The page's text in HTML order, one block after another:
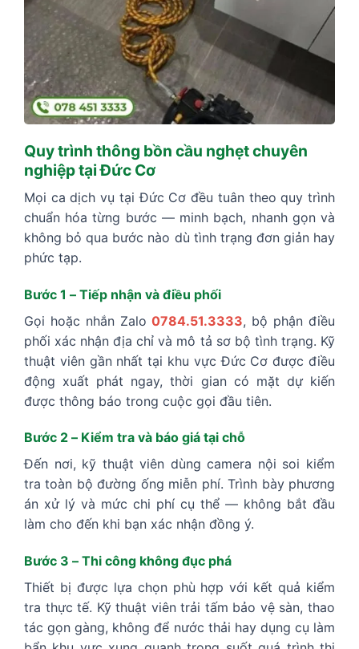
Quy trình thông bồn cầu nghẹt chuyên
nghiệp tại Đức Cơ
Mọi ca dịch vụ tại Đức Cơ đều tuân theo quy trình
chuẩn hóa từng bước — minh bạch, nhanh gọn và
không bỏ qua bước nào dù tình trạng đơn giản hay
phức tạp.
Bước 1 – Tiếp nhận và điều phối
Gọi hoặc nhắn Zalo0784.51.3333, bộ phận điều
phối xác nhận địa chỉ và mô tả sơ bộ tình trạng. Kỹ
thuật viên gần nhất tại khu vực Đức Cơ được điều
động xuất phát ngay, thời gian có mặt dự kiến
được thông báo trong cuộc gọi đầu tiên.
Bước 2 – Kiểm tra và báo giá tại chỗ
Đến nơi, kỹ thuật viên dùng camera nội soi kiểm
tra toàn bộ đường ống miễn phí. Trình bày phương
án xử lý và mức chi phí cụ thể — không bắt đầu
làm cho đến khi bạn xác nhận đồng ý.
Bước 3 – Thi công không đục phá
Thiết bị được lựa chọn phù hợp với kết quả kiểm
tra thực tế. Kỹ thuật viên trải tấm bảo vệ sàn, thao
tác gọn gàng, không để nước thải hay dụng cụ làm